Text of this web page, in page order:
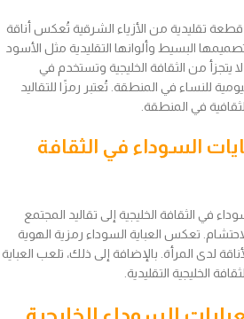
قطعة تقليدية من الأزياء الشرقية تُعكس أناقة
البسيط وألوانها التقليدية مثل الأسود
يتجزأ من الثقافة الخليجية وتستخدم في
للنساء في المنطقة. تُعتبر رمزًا للتقاليد
في المنطقة.
السوداء في الثقافة
في الثقافة الخليجية إلى تقاليد المجتمع
تعكس العباية السوداء رمزية الهوية
لدى المرأة. بالإضافة إلى ذلك، تلعب العباية
الخليجية التقليدية.